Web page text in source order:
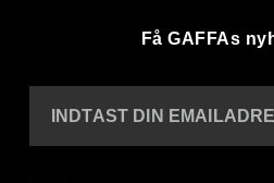
Få GAFFAs
INDTAST DIN